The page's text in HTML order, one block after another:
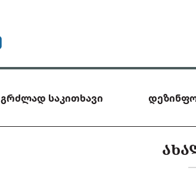
გრძლად საკითხავი